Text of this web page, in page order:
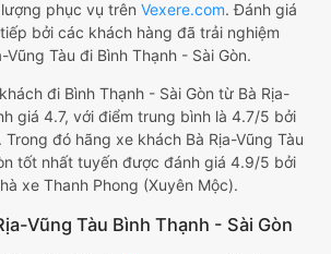
phục vụ trên Vexere.com. Đánh giá
bởi các khách hàng đã trải nghiệm
Vũng Tàu đi Bình Thạnh - Sài Gòn.
đi Bình Thạnh - Sài Gòn từ Bà Rịa-
giá 4.7, với điểm trung bình là 4.7/5 bởi
đó hãng xe khách Bà Rịa-Vũng Tàu
tốt nhất tuyến được đánh giá 4.9/5 bởi
xe Thanh Phong (Xuyên Mộc).
Vũng Tàu Bình Thạnh - Sài Gòn